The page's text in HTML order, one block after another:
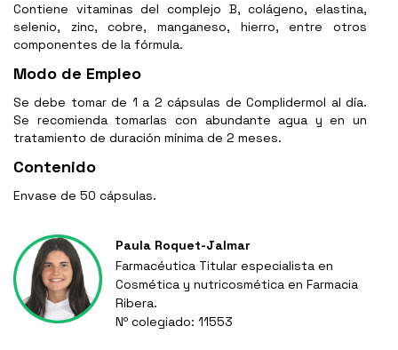
Contiene vitaminas del complejo B, colágeno, elastina,
selenio, zinc, cobre, manganeso, hierro, entre otros
componentes de la fórmula.
Modo de Empleo
Se debe tomar de 1 a 2 cápsulas de Complidermol al día.
Se recomienda tomarlas con abundante agua y en un
tratamiento de duración mínima de 2 meses.
Contenido
Envase de 50 cápsulas.
Paula Roquet-Jalmar
Farmacéutica Titular especialista en
Cosmética y nutricosmética en Farmacia
Ribera.
Nº colegiado: 11553